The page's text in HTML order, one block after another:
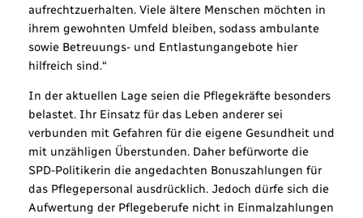
aufrechtzuerhalten. Viele ältere Menschen möchten in
ihrem gewohnten Umfeld bleiben, sodass ambulante
sowie Betreuungs- und Entlastungangebote hier
hilfreich sind.“
In der aktuellen Lage seien die Pflegekräfte besonders
belastet. Ihr Einsatz für das Leben anderer sei
verbunden mit Gefahren für die eigene Gesundheit und
mit unzähligen Überstunden. Daher befürworte die
SPD-Politikerin die angedachten Bonuszahlungen für
das Pflegepersonal ausdrücklich. Jedoch dürfe sich die
Aufwertung der Pflegeberufe nicht in Einmalzahlungen